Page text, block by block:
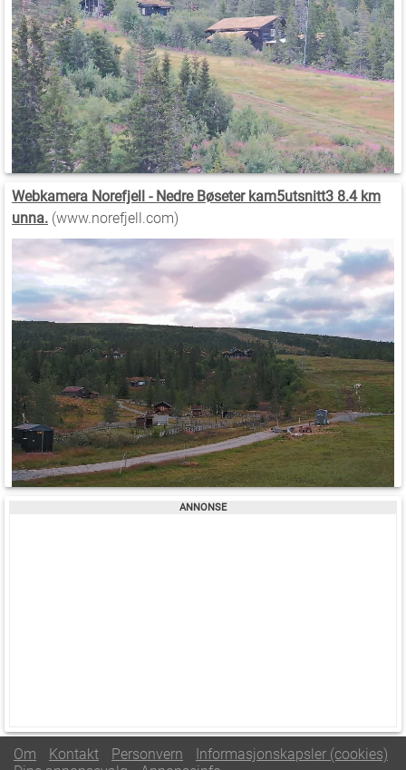
Webkamera Norefjell - Nedre Bøseter kam5utsnitt3 8.4 km
unna. (www.norefjell.com)
Om Kontakt Personvern
Informasjonskapsler (cookies)